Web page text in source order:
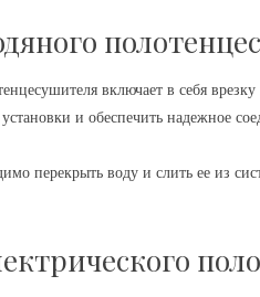
включает в себя
и обеспечить надежное
перекрыть воду и слить ее из